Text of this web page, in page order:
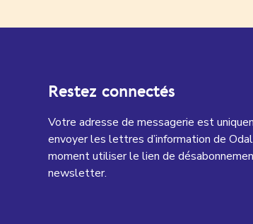
Restez connectés
Votre adresse de messagerie est
envoyer les lettres d’information de
moment utiliser le lien de
newsletter.